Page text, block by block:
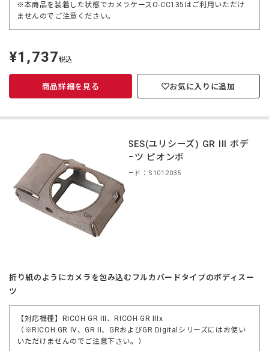
※本商品を装着した状態でカメラケースO-CC135はご利用いただけ
ませんのでご注意ください。
定
価
¥1,737税込
商品詳細を見る お気に入りに追加
ULYSSES(ユリシーズ) GR III ボデ
ィスーツ ピオンボ
商品コード：S1012035
折り紙のようにカメラを包み込むフルカバードタイプのボディスー
ツ
【対応機種】RICOH GR III、RICOH GR IIIx
（※RICOH GR IV、GR II、GRおよびGR Digitalシリーズにはお使い
いただけませんのでご注意下さい。）